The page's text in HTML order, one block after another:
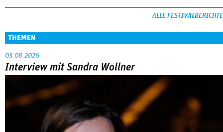
ALLE FESTIVALBERICHTE
THEMEN
03.08.2026
Interview mit Sandra Wollner